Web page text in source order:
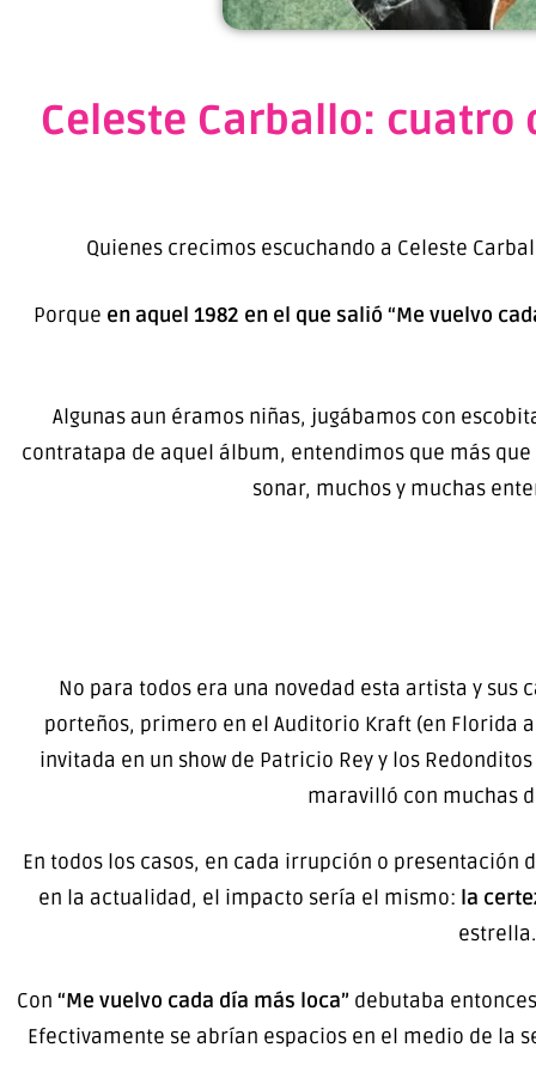
Celeste Carballo: cuatro
Quienes crecimos escuchando a Celeste
Porque en aquel 1982 en el que salió “Me vuelvo
Algunas aun éramos niñas, jugábamos con
contratapa de aquel álbum, entendimos que más
sonar, muchos y muchas
No para todos era una novedad esta artista y sus
porteños, primero en el Auditorio Kraft (en Florida
invitada en un show de Patricio Rey y los
maravilló con muchas
En todos los casos, en cada irrupción o presentación
en la actualidad, el impacto sería el mismo: la
Con “Me vuelvo cada día más loca” debutaba
Efectivamente se abrían espacios en el medio de la